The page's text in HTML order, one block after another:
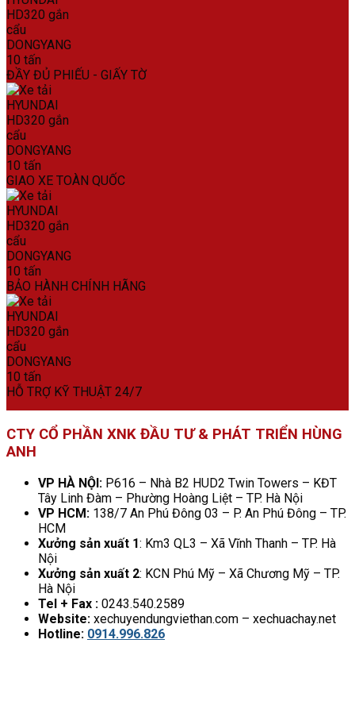
ĐẦY ĐỦ PHIẾU - GIẤY TỜ
GIAO XE TOÀN QUỐC
BẢO HÀNH CHÍNH HÃNG
HỖ TRỢ KỸ THUẬT 24/7
CTY CỔ PHẦN XNK ĐẦU TƯ & PHÁT TRIỂN HÙNG
ANH
VP HÀ NỘI: P616 – Nhà B2 HUD2 Twin Towers – KĐT
Tây Linh Đàm – Phường Hoàng Liệt – TP. Hà Nội
VP HCM: 138/7 An Phú Đông 03 – P. An Phú Đông – TP.
HCM
Xưởng sản xuất 1: Km3 QL3 – Xã Vĩnh Thanh – TP. Hà
Nội
Xưởng sản xuất 2: KCN Phú Mỹ – Xã Chương Mỹ – TP.
Hà Nội
Tel + Fax : 0243.540.2589
Website: xechuyendungviethan.com – xechuachay.net
Hotline: 0914.996.826